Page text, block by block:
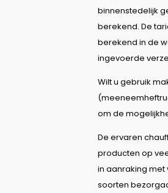
binnenstedelijk
berekend. De
berekend in de
ingevoerde
Wilt u gebruik
om de
De ervaren
producten op
in aanraking met
soorten